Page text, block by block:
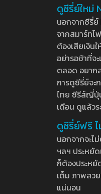
ดูซีรี่ย์ใหม่
นอกจากซีรี่ย์
จากสมาร์ทโ
ต้องเสียเงิน
อย่ารอช้าที่จ
ตลอด อยาก
การดูซีรี่ย์จะ
ไทย ซีรีส์ญี่ปุ่
เดือน ดูแล้ว
ดูซีรี่ย์ฟรี ไ
นอกจากจะไ
ฯลฯ ประหยัด
ก็ต้องประห
เต็ม ภาพสว
แน่นอน